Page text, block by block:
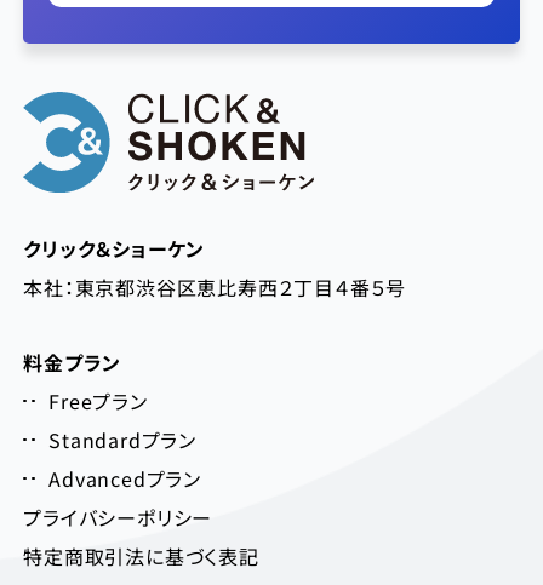
クリック＆ショーケン
本社：東京都渋谷区恵比寿西２丁目４番５号
料金プラン
Freeプラン
Standardプラン
Advancedプラン
プライバシーポリシー
特定商取引法に基づく表記